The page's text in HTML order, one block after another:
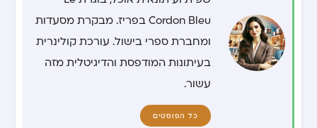
Cordon Bleu בפריז. מבקרת מסעדות
ומחברת ספרי בישול. עורכת קולינרית
בעיתונות המודפסת והדיגיטלית מזה
עשור.
כל הפוסטים